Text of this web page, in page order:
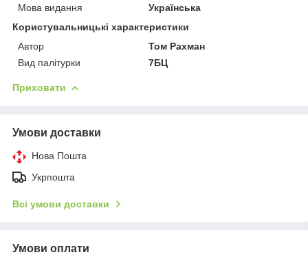
Мова видання
Українська
Користувальницькі характеристики
Автор
Том Рахман
Вид палітурки
7БЦ
Приховати
Умови доставки
Нова Пошта
Укрпошта
Всі умови доставки
Умови оплати